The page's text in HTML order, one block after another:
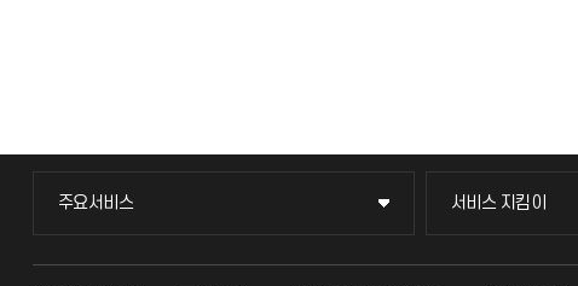
주요서비스
주요서비스
교무회의방송
서비스 지킴이
서비스 지킴이
묻고 답하기